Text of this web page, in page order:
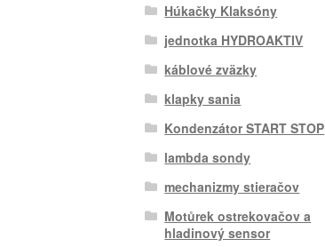
Húkačky Klaksóny
jednotka HYDROAKTIV
káblové zväzky
klapky sania
Kondenzátor START STOP
lambda sondy
mechanizmy stieračov
Motůrek ostrekovačov a
hladinový sensor